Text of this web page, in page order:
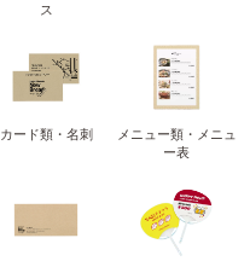
ス
カード類・名刺
メニュー類・メニュ
ー表